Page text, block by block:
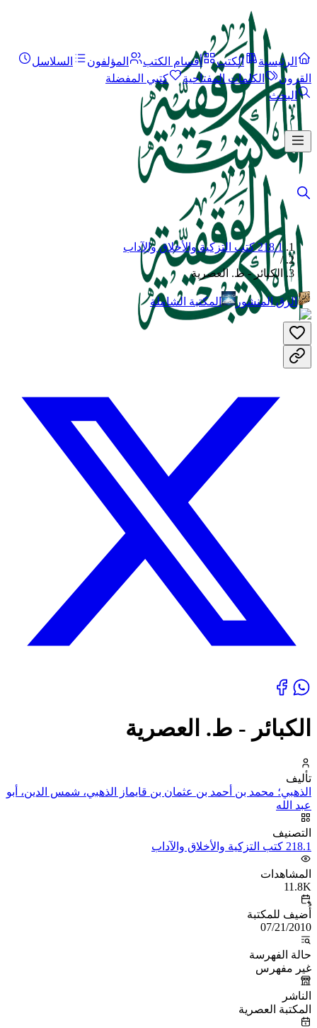
الرئيسية الكتب أقسام الكتب المؤلفون
السلاسل
القرون
الكلمات المفتاحية
كتبي المفضلة
البحث
218.1 كتب التزكية والأخلاق والآداب
/
الكبائر - ط. العصرية
الرق المنشور المكتبة الشاملة
الكبائر - ط. العصرية
تأليف
الذهبي؛ محمد بن أحمد بن عثمان بن قايماز الذهبي، شمس الدين، أبو
عبد الله
التصنيف
218.1 كتب التزكية والأخلاق والآداب
المشاهدات
11.8K
أُضيف للمكتبة
07/21/2010
حالة الفهرسة
غير مفهرس
الناشر
المكتبة العصرية